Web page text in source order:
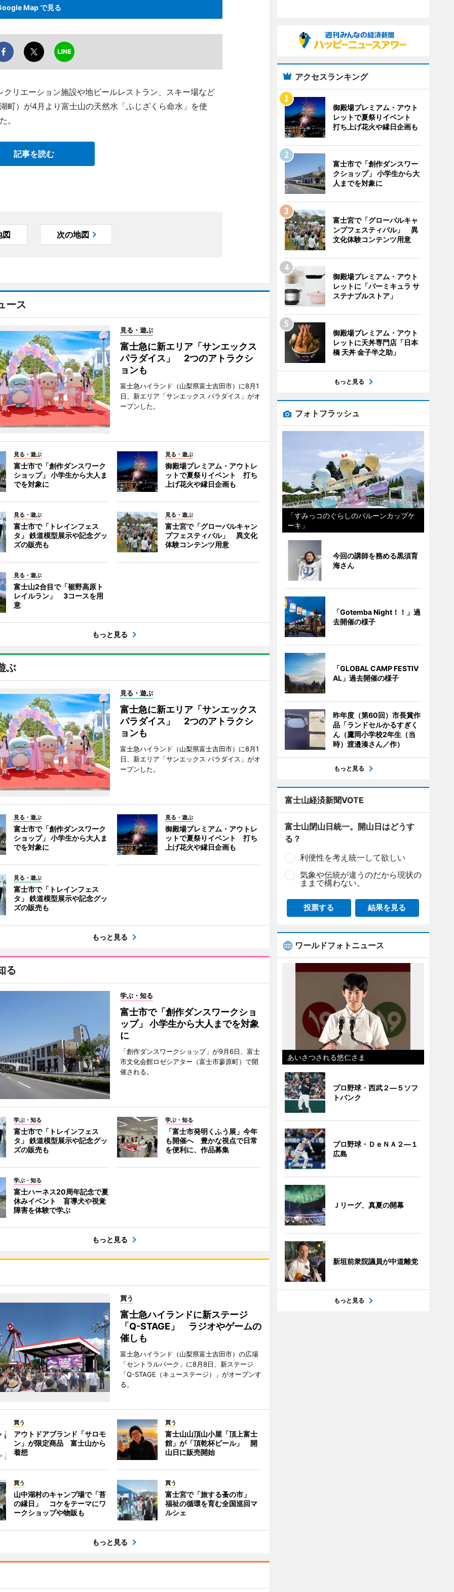
Map で見る
リエーション施設や地ビールレストラン、スキー場など
町）が4月より富士山の天然水「ふじざくら命水」を使
。
記事を読む
図 次の地図
ース
見る・遊ぶ
富士急に新エリア「サンエックス
パラダイス」 2つのアトラクシ
ョンも
富士急ハイランド（山梨県富士吉田市）に8月1
日、新エリア「サンエックス パラダイス」がオ
ープンした。
見る・遊ぶ
富士市で「創作ダンスワーク
ショップ」 小学生から大人ま
でを対象に
見る・遊ぶ
御殿場プレミアム・アウトレ
ットで夏祭りイベント 打ち
上げ花火や縁日企画も
見る・遊ぶ
富士市で「トレインフェス
タ」 鉄道模型展示や記念グッ
ズの販売も
見る・遊ぶ
富士宮で「グローバルキャン
プフェスティバル」 異文化
体験コンテンツ用意
見る・遊ぶ
富士山2合目で「裾野高原ト
レイルラン」 3コースを用
意
もっと見る
ぶ
見る・遊ぶ
富士急に新エリア「サンエックス
パラダイス」 2つのアトラクシ
ョンも
富士急ハイランド（山梨県富士吉田市）に8月1
日、新エリア「サンエックス パラダイス」がオ
ープンした。
見る・遊ぶ
富士市で「創作ダンスワーク
ショップ」 小学生から大人ま
でを対象に
見る・遊ぶ
御殿場プレミアム・アウトレ
ットで夏祭りイベント 打ち
上げ花火や縁日企画も
見る・遊ぶ
富士市で「トレインフェス
タ」 鉄道模型展示や記念グッ
ズの販売も
もっと見る
る
学ぶ・知る
富士市で「創作ダンスワークショ
ップ」 小学生から大人までを対象
に
「創作ダンスワークショップ」が9月6日、富士
市文化会館ロゼシアター（富士市蓼原町）で開
催される。
学ぶ・知る
富士市で「トレインフェス
タ」 鉄道模型展示や記念グッ
ズの販売も
学ぶ・知る
「富士市発明くふう展」今年
も開催へ 豊かな視点で日常
を便利に、作品募集
学ぶ・知る
富士ハーネス20周年記念で夏
休みイベント 盲導犬や視覚
障害を体験で学ぶ
もっと見る
買う
富士急ハイランドに新ステージ
「Q-STAGE」 ラジオやゲームの
催しも
富士急ハイランド（山梨県富士吉田市）の広場
「セントラルパーク」に8月8日、新ステージ
「Q-STAGE（キューステージ）」がオープンす
る。
買う
アウトドアブランド「サロモ
ン」が限定商品 富士山から
着想
買う
富士山山頂山小屋「頂上富士
館」が「頂乾杯ビール」 開
山日に販売開始
買う
山中湖村のキャンプ場で「苔
の縁日」 コケをテーマにワ
ークショップや物販も
買う
富士宮で「旅する蚤の市」
福祉の循環を育む全国巡回マ
ルシェ
もっと見る
アクセスランキング
御殿場プレミアム・アウト
レットで夏祭りイベント
打ち上げ花火や縁日企画も
富士市で「創作ダンスワー
クショップ」 小学生から大
人までを対象に
富士宮で「グローバルキャ
ンプフェスティバル」 異
文化体験コンテンツ用意
御殿場プレミアム・アウト
レットに「バーミキュラ サ
ステナブルストア」
御殿場プレミアム・アウト
レットに天丼専門店「日本
橋 天丼 金子半之助」
もっと見る
フォトフラッシュ
「すみっコのぐらしのバルーンカップケ
ーキ」
今回の講師を務める黒須育
海さん
「Gotemba Night！！」過
去開催の様子
「GLOBAL CAMP FESTIV
AL」過去開催の様子
昨年度（第60回）市長賞作
品「ランドセルかるすぎく
ん（鷹岡小学校2年生（当
時）渡邉湊さん／作）
もっと見る
富士山経済新聞VOTE
富士山閉山日統一。開山日はどうす
る？
利便性を考え統一して欲しい
気象や伝統が違うのだから現状の
ままで構わない。
投票する 結果を見る
ワールドフォトニュース
あいさつされる悠仁さま
プロ野球・西武２―５ソフ
トバンク
プロ野球・ＤｅＮＡ２―１
広島
Ｊリーグ、真夏の開幕
新垣前衆院議員が中道離党
もっと見る